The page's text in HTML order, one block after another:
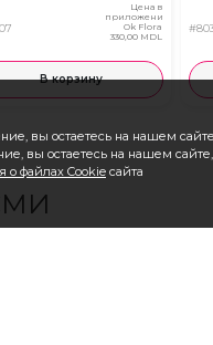
вы остаетесь на нашем
вы остаетесь на нашем сайте,
о файлах Cookie сайта
Цена в
приложении
Ok Flora
330,00 MDL
В корзину